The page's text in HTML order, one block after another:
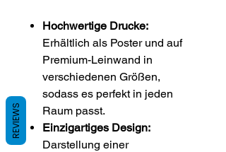
Hochwertige Drucke:
Erhältlich als Poster und auf
Premium-Leinwand in
verschiedenen Größen,
sodass es perfekt in jeden
Raum passt.
Einzigartiges Design:
Darstellung einer
REVIEWS